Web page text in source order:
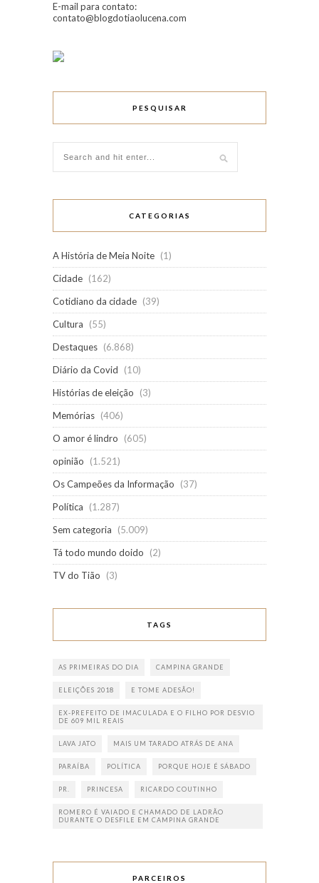
E-mail para contato:
contato@blogdotiaolucena.com
PESQUISAR
CATEGORIAS
A História de Meia Noite (1)
Cidade (162)
Cotidiano da cidade (39)
Cultura
(55)
Destaques (6.868)
Diário da Covid
(10)
Histórias de eleição
(3)
Memórias (406)
O amor é lindro
(605)
opinião
(1.521)
Os Campeões da Informação
(37)
Política
(1.287)
Sem categoria
(5.009)
Tá todo mundo doido
(2)
TV do Tião
(3)
TAGS
AS PRIMEIRAS DO DIA CAMPINA GRANDE
ELEIÇÕES 2018 E TOME ADESÃO!
EX-PREFEITO DE IMACULADA E O FILHO POR DESVIO
DE 609 MIL REAIS
LAVA JATO MAIS UM TARADO ATRÁS DE ANA
PARAÍBA POLÍTICA PORQUE HOJE É SÁBADO
PR. PRINCESA RICARDO COUTINHO
ROMERO É VAIADO E CHAMADO DE LADRÃO
DURANTE O DESFILE EM CAMPINA GRANDE
PARCEIROS